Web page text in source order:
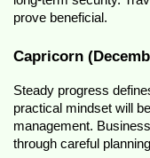
prove beneficial.
Capricorn
Steady progress
practical mindset will
management.
through careful